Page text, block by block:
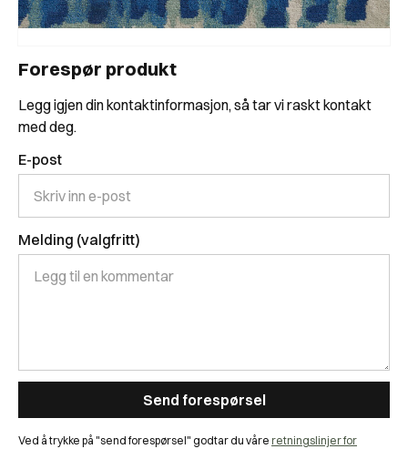
Forespør produkt
Legg igjen din kontaktinformasjon, så tar vi raskt kontakt
med deg.
E-post
Melding (valgfritt)
Ved å trykke på "send forespørsel" godtar du våre retningslinjer for